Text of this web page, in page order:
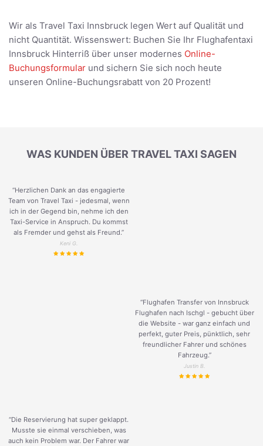
Wir als Travel Taxi Innsbruck legen Wert auf Qualität und
nicht Quantität. Wissenswert: Buchen Sie Ihr Flughafentaxi
Innsbruck Hinterriß über unser modernes Online-
Buchungsformular und sichern Sie sich noch heute
unseren Online-Buchungsrabatt von 20 Prozent!
WAS KUNDEN ÜBER TRAVEL TAXI SAGEN
“Herzlichen Dank an das engagierte
Team von Travel Taxi - jedesmal, wenn
ich in der Gegend bin, nehme ich den
Taxi-Service in Anspruch. Du kommst
als Fremder und gehst als Freund.”
Keni G.
“Flughafen Transfer von Innsbruck
Flughafen nach Ischgl - gebucht über
die Website - war ganz einfach und
perfekt, guter Preis, pünktlich, sehr
freundlicher Fahrer und schönes
Fahrzeug.”
Justin B.
“Die Reservierung hat super geklappt.
Musste sie einmal verschieben, was
auch kein Problem war. Der Fahrer war